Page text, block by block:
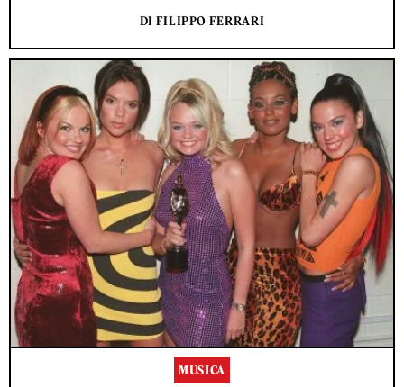
DI FILIPPO FERRARI
MUSICA